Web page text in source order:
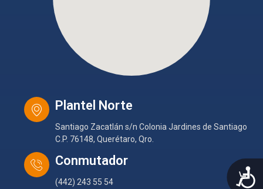
Plantel Norte
Santiago Zacatlán s/n Colonia Jardines de Santiago
C.P. 76148, Querétaro, Qro.
Conmutador
(442) 243 55 54